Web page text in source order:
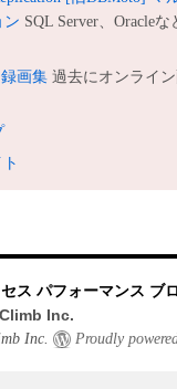
ン SQL Server、Oracle
画集 過去にオンライ
ス パフォーマンス ブ
Inc.
Inc. Proudly